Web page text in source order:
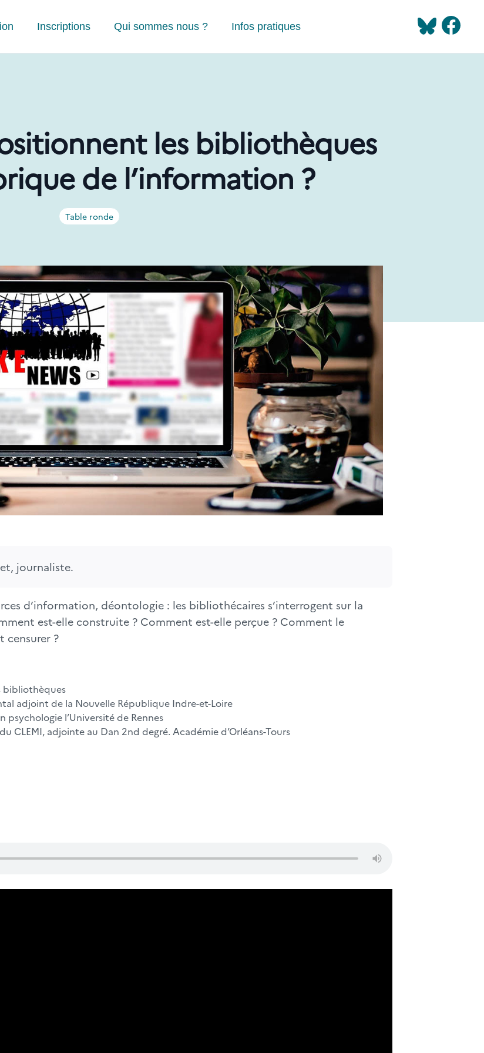
Inscriptions Qui sommes nous ? Infos pratiques
les bibliothèques
de l’information ?
Table ronde
journaliste.
d’information, déontologie : les bibliothécaires s’interrogent sur la
est-elle construite ? Comment est-elle perçue ? Comment le
?
bibliothèques
adjoint de la Nouvelle République Indre-et-Loire
psychologie l’Université de Rennes
CLEMI, adjointe au Dan 2nd degré. Académie d’Orléans-Tours